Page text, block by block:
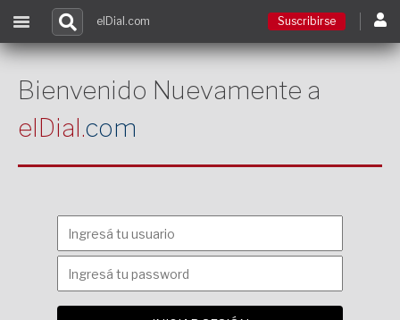
Contacto
elDial.com Suscribirse
Bienvenido Nuevamente a
elDial.com